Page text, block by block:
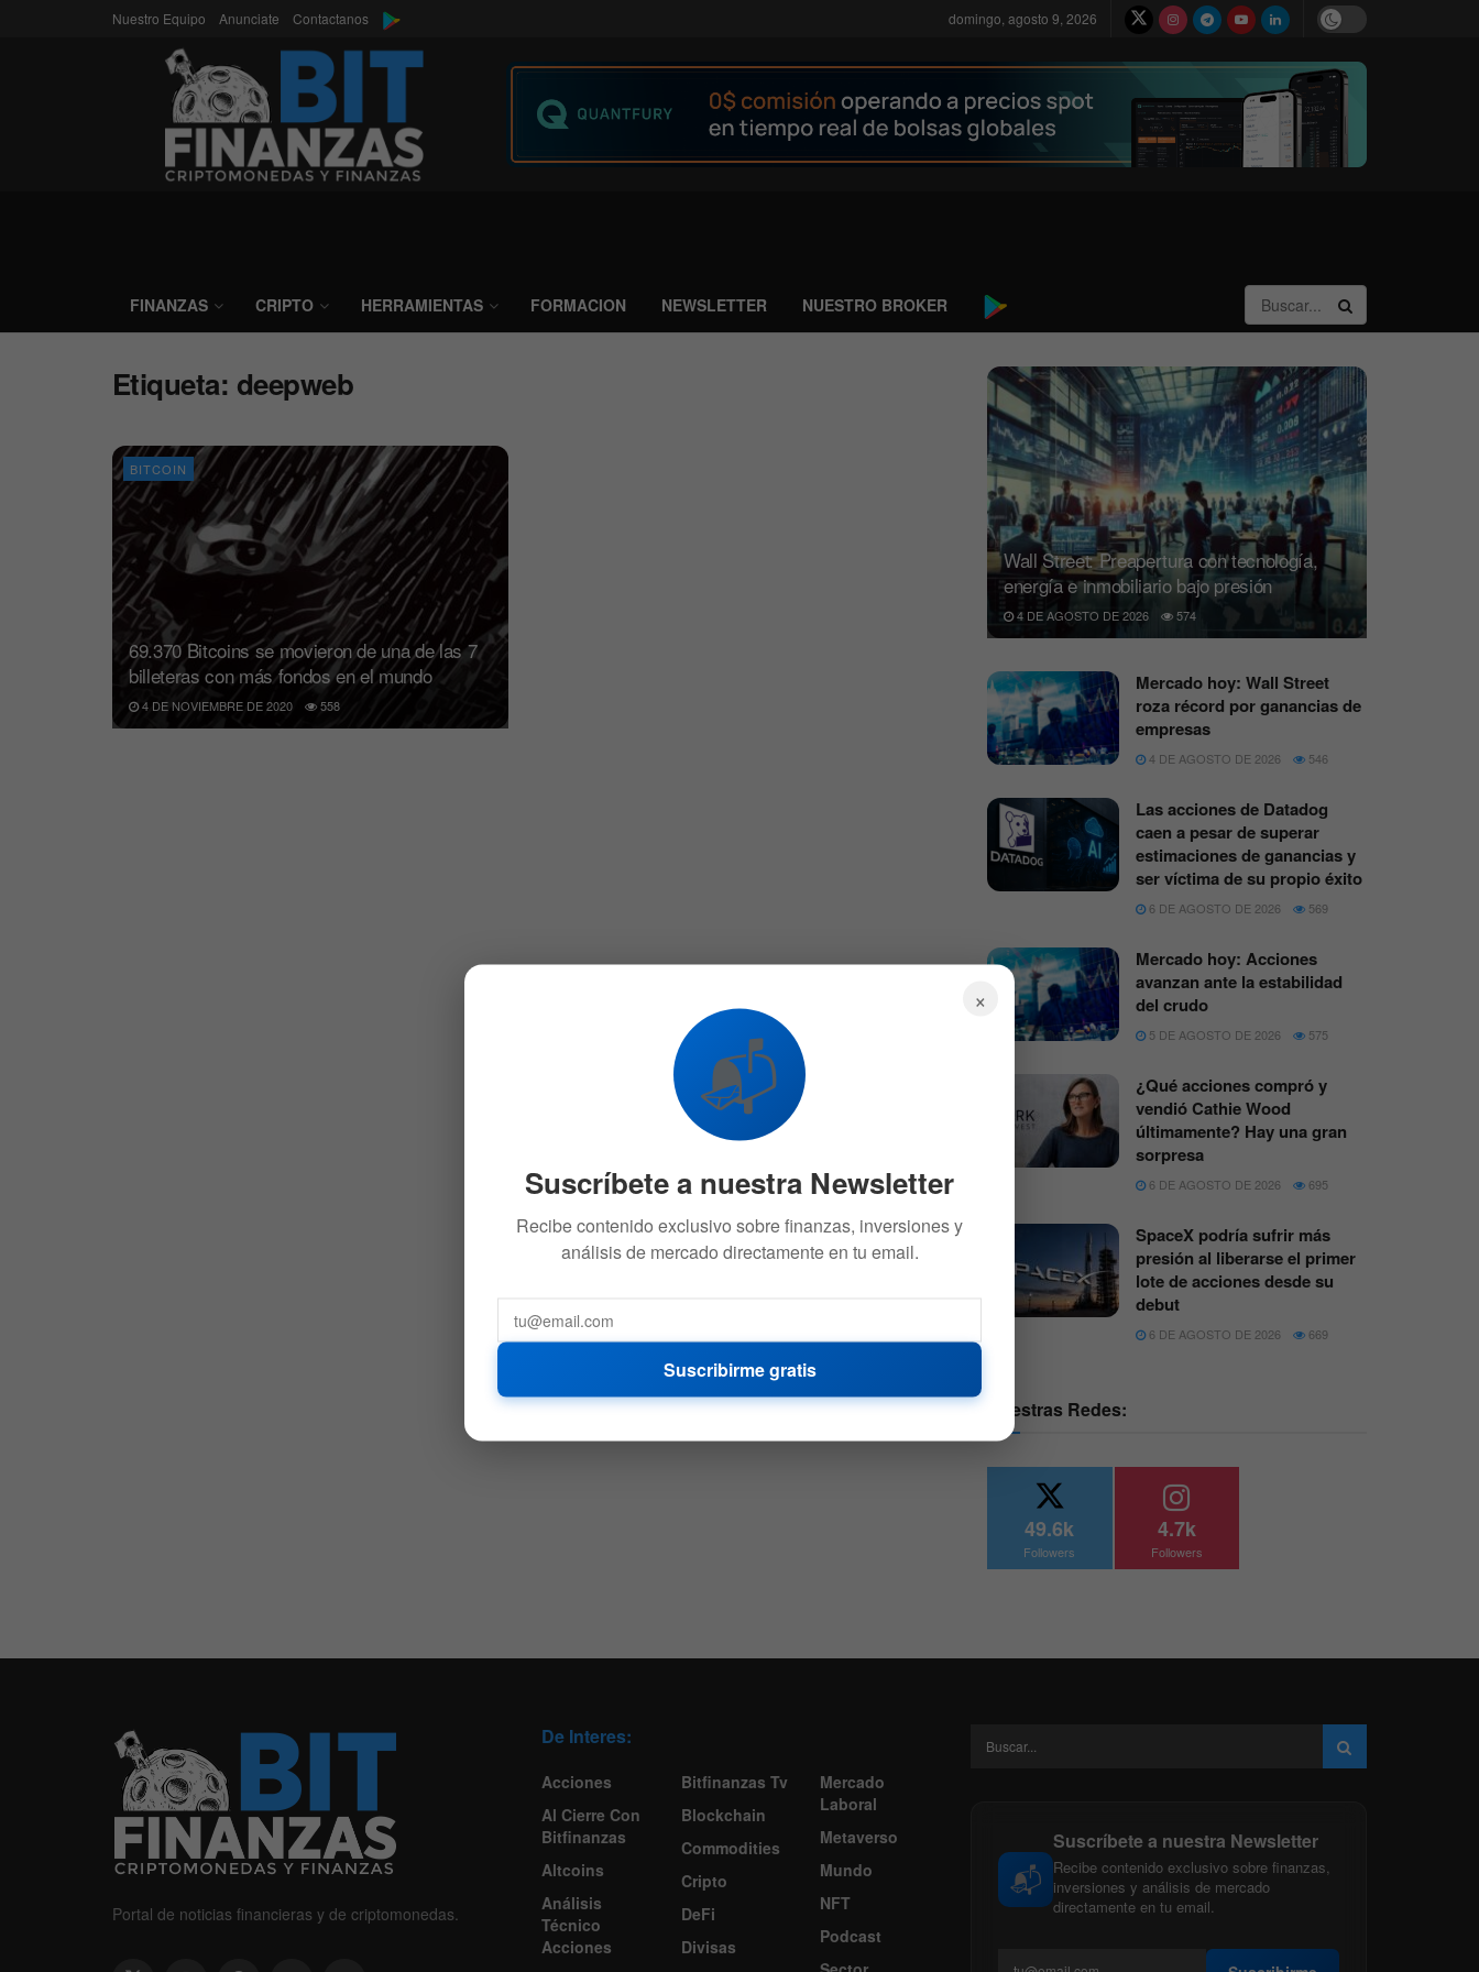
Nuestro Equipo Anunciate Contactanos domingo, agosto 9, 2026
FINANZAS CRIPTO HERRAMIENTAS FORMACION NEWSLETTER NUESTRO BROKER
Etiqueta: deepweb
BITCOIN
69.370 Bitcoins se movieron de una de las 7
billeteras con más fondos en el mundo
4 DE NOVIEMBRE DE 2020 558
Wall Street: Preapertura con tecnología,
energía e inmobiliario bajo presión
4 DE AGOSTO DE 2026 574
Mercado hoy: Wall Street
roza récord por ganancias de
empresas
4 DE AGOSTO DE 2026 546
Las acciones de Datadog
caen a pesar de superar
estimaciones de ganancias y
ser víctima de su propio éxito
6 DE AGOSTO DE 2026 569
Mercado hoy: Acciones
avanzan ante la estabilidad
del crudo
5 DE AGOSTO DE 2026 575
¿Qué acciones compró y
vendió Cathie Wood
últimamente? Hay una gran
sorpresa
6 DE AGOSTO DE 2026 695
SpaceX podría sufrir más
presión al liberarse el primer
lote de acciones desde su
debut
6 DE AGOSTO DE 2026 669
Nuestras Redes:
49.6k
Followers
4.7k
Followers
Portal de noticias financieras y de criptomonedas.
De Interes:
Acciones
Al Cierre Con
Bitfinanzas
Altcoins
Análisis
Técnico
Acciones
Bitfinanzas Tv
Blockchain
Commodities
Cripto
DeFi
Divisas
Mercado
Laboral
Metaverso
Mundo
NFT
Podcast
📬
Suscríbete a nuestra Newsletter
Recibe contenido exclusivo sobre finanzas,
inversiones y análisis de mercado
directamente en tu email.
×
📬
Suscríbete a nuestra Newsletter
Recibe contenido exclusivo sobre finanzas, inversiones y
análisis de mercado directamente en tu email.
Suscribirme gratis